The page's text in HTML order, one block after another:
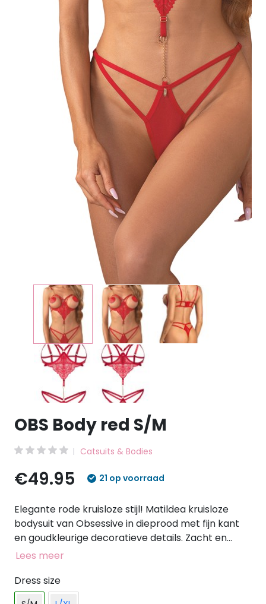
OBS Body red S/M
Catsuits & Bodies
€49.95 21 op voorraad
Elegante rode kruisloze stijl! Matildea kruisloze
bodysuit van Obsessive in dieprood met fijn kant
en goudkleurige decoratieve details. Zacht en
stretchy voor een hoog draagcomfort. Opwindend
kettingen aan de verstelbare bandjes aan de
voorkant en als elegante combinatie van bh en
Lees meer
Dress size